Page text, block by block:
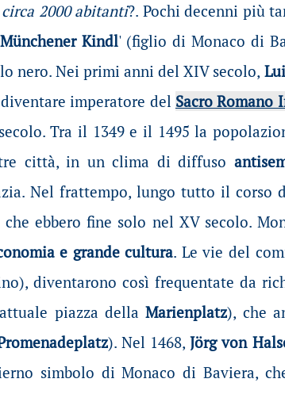
2000 abitanti?. Pochi decenni più
Kindl' (figlio di Monaco di
nero. Nei primi anni del XIV secolo,
imperatore del Sacro Romano
Tra il 1349 e il 1495 la
città, in un clima di diffuso
Nel frattempo, lungo tutto il corso
ebbero fine solo nel XV secolo.
e grande cultura. Le vie del
diventarono così frequentate da
piazza dellaMarienplatz), che
). Nel 1468,Jörg von
simbolo di Monaco di Baviera,